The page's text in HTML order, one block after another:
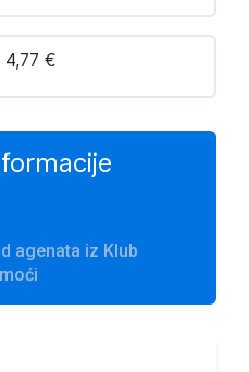
4,77 €
agenata iz Klub